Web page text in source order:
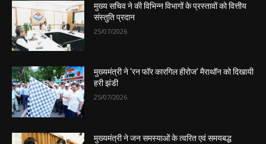
मुख्य सचिव ने की विभिन्न विभागों के प्रस्तावों को वित्तीय
संस्तुति प्रदान
25/07/2026
मुख्यमंत्री ने ‘रन फॉर कारगिल हीरोज’ मैराथॉन को दिखायी
हरी झंडी
25/07/2026
मुख्यमंत्री ने जन समस्याओं के त्वरित एवं समयबद्ध